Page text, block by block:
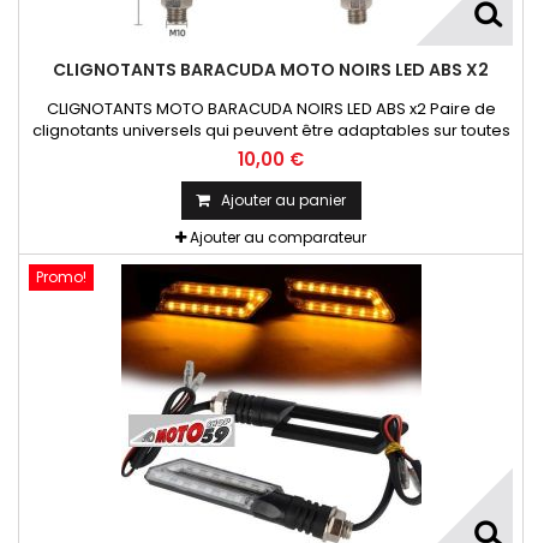
CLIGNOTANTS BARACUDA MOTO NOIRS LED ABS X2
CLIGNOTANTS MOTO BARACUDA NOIRS LED ABS x2 Paire de
clignotants universels qui peuvent être adaptables sur toutes
motos ou scooters
10,00 €
Ajouter au panier
Ajouter au comparateur
Promo!